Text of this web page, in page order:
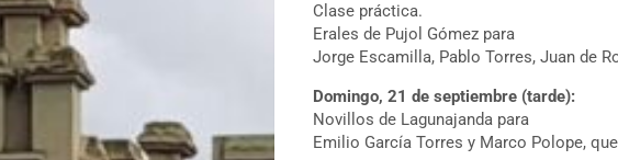
Clase práctica.
Erales de Pujol Gómez para
Jorge Escamilla, Pablo Torres, Juan de
Domingo, 21 de septiembre (tarde):
Novillos de Lagunajanda para
Emilio García Torres y Marco Polope,